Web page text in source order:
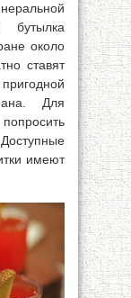
бутылка
около
ставят
Для
имеют